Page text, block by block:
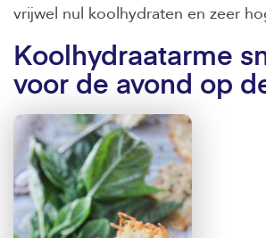
vrijwel nul koolhydraten en zeer
Koolhydraatarme
voor de avond op